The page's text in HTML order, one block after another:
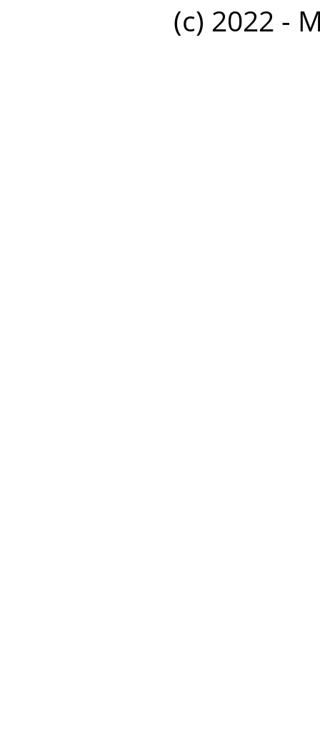
(c) 2022 -